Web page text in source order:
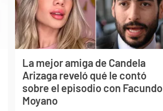
La mejor amiga de Candela
Arizaga reveló qué le contó
sobre el episodio con Facundo
Moyano